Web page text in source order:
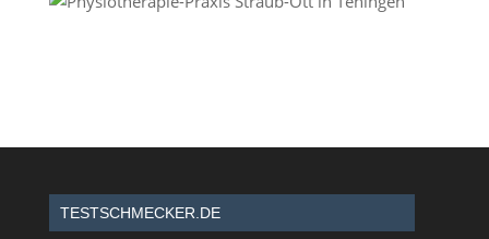
TESTSCHMECKER.DE